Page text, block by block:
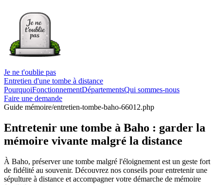
Je ne t'oublie pas
Entretien d'une tombe à distance
PourquoiFonctionnementDépartementsQui sommes-nous
Faire une demande
Guide mémoire/entretien-tombe-baho-66012.php
Entretenir une tombe à Baho : garder la
mémoire vivante malgré la distance
À Baho, préserver une tombe malgré l'éloignement est un geste fort
de fidélité au souvenir. Découvrez nos conseils pour entretenir une
sépulture à distance et accompagner votre démarche de mémoire